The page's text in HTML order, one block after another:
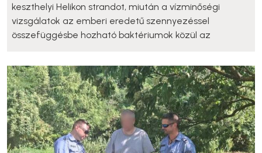
keszthelyi Helikon strandot, miután a vízminőségi
vizsgálatok az emberi eredetű szennyezéssel
összefüggésbe hozható baktériumok közül az